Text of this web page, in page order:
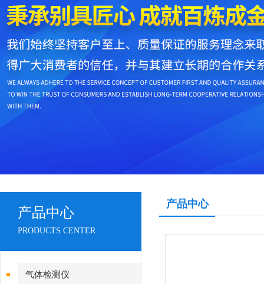
产品中心
PRODUCTS CENTER
气体检测仪
产品中心